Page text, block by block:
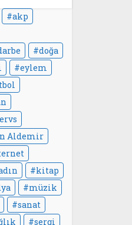
akp
doğa
eylem
Aldemir
kitap
müzik
sanat
sergi